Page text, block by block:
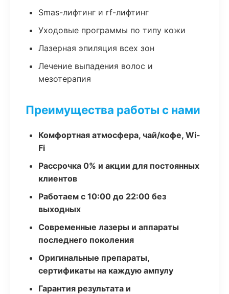
Smas-лифтинг и rf-лифтинг
Уходовые программы по типу кожи
Лазерная эпиляция всех зон
Лечение выпадения волос и
мезотерапия
Преимущества работы с нами
Комфортная атмосфера, чай/кофе, Wi-
Fi
Рассрочка 0% и акции для постоянных
клиентов
Работаем с 10:00 до 22:00 без
выходных
Современные лазеры и аппараты
последнего поколения
Оригинальные препараты,
сертификаты на каждую ампулу
Гарантия результата и